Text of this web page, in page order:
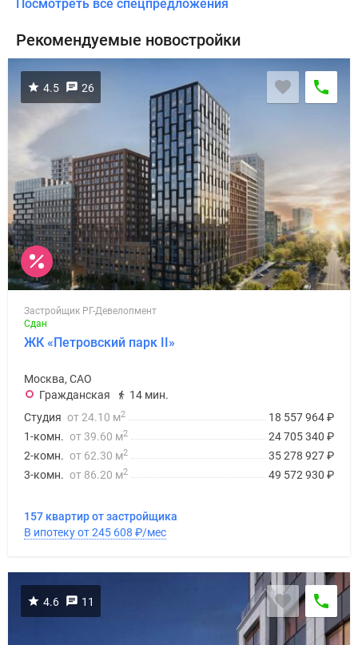
Посмотреть все спецпредложения
Рекомендуемые новостройки
4.5 26
Застройщик РГ-Девелопмент
Сдан
ЖК «Петровский парк II»
Москва, САО
Гражданская
14 мин.
18 557 964₽
Студия от 24.10 м2
24 705 340 ₽
1-комн. от 39.60 м2
35 278 927₽
2-комн. от 62.30 м2
49 572 930 ₽
3-комн. от 86.20 м2
157 квартир от застройщика
В ипотеку от 245 608 ₽/мес
4.6 11